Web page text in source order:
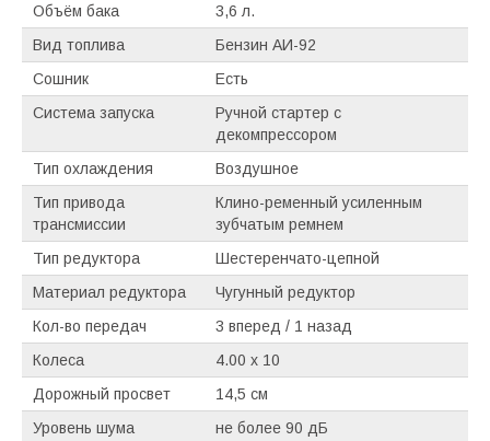
Объём бака
3,6 л.
Вид топлива
Бензин АИ-92
Сошник
Есть
Система запуска
Ручной стартер с
декомпрессором
Тип охлаждения
Воздушное
Тип привода
трансмиссии
Клино-ременный усиленным
зубчатым ремнем
Тип редуктора
Шестеренчато-цепной
Материал редуктора
Чугунный редуктор
Кол-во передач
3 вперед / 1 назад
Колеса
4.00 x 10
Дорожный просвет
14,5 см
Уровень шума
не более 90 дБ